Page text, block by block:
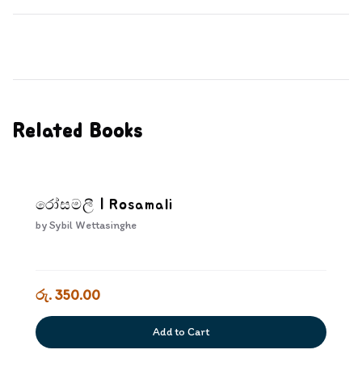
Related Books
රෝසමලී | Rosamali
bySybil Wettasinghe
රු. 350.00
Add to Cart